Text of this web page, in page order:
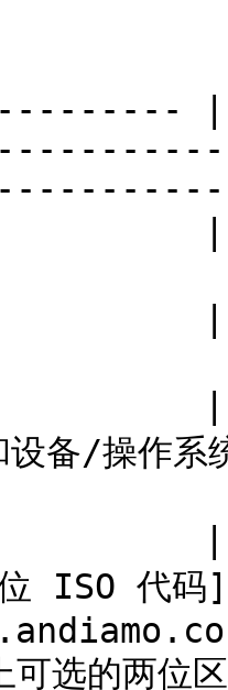
|
|
| 推
| 是
备/操作系
| 否
ISO 代码]
选的两位